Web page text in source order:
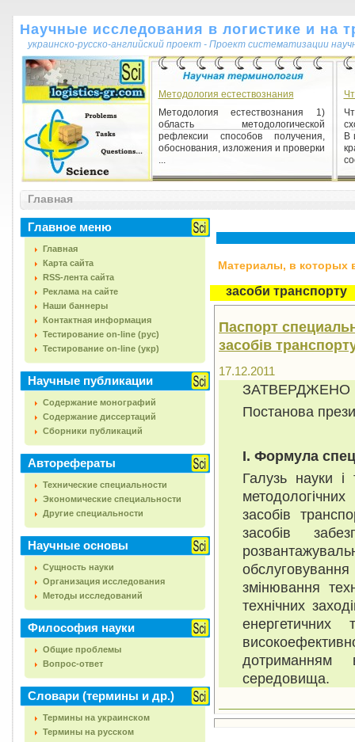
Научные исследования в логистике и на
украинско-русско-английский проект - Проект систематизации
Методология естествознания
Методология естествознания 1)
область методологической
рефлексии способов получения,
обоснования, изложения и проверки
...
Суб'єкт (лат. subjectum)
суб'єктивного, зовні об'єктивованого;
людина, що пізнає зовнішній світ
(об'єкт) і впл...
В
Главная
Главное меню
Главная
Карта сайта
RSS-лента сайта
Реклама на сайте
Наши баннеры
Контактная информация
Тестирование on-line (рус)
Тестирование on-line (укр)
Научные публикации
Содержание монографий
Содержание диссертаций
Сборники публикаций
Авторефераты
Технические специальности
Экономические специальности
Другие специальности
Научные основы
Сущность науки
Организация исследования
Методы исследований
Философия науки
Общие проблемы
Вопрос-ответ
Словари (термины и др.)
Термины на украинском
Термины на русском
Материалы, в которых
засоби транспорту
Паспорт
засобів
17.12.2011
ЗАТВЕРДЖЕНО
Постанова
I. Формула
Галузь науки і
засобів
засобів
змінювання
технічних
дотриманням
середовища.